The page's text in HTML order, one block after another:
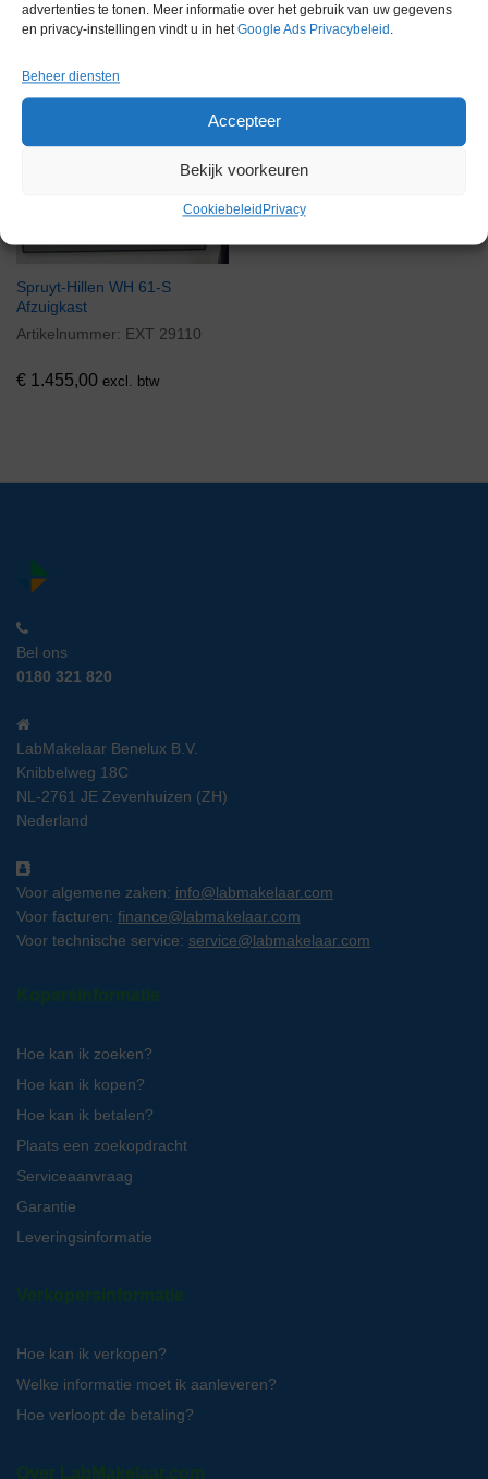
advertenties te tonen. Meer informatie over het gebruik van uw gegevens
en privacy-instellingen vindt u in hetGoogle Ads Privacybeleid .
Beheer diensten
Accepteer
Bekijk voorkeuren
Cookiebeleid Privacy
Via bemiddeling
Spruyt-Hillen WH 61-S
Afzuigkast
Artikelnummer: EXT 29110
€ 1.455,00 excl. btw
Bel ons
0180 321 820
LabMakelaar Benelux B.V.
Knibbelweg 18C
NL-2761 JE Zevenhuizen (ZH)
Nederland
Voor algemene zaken: info@labmakelaar.com
Voor facturen: finance@labmakelaar.com
Voor technische service: service@labmakelaar.com
Kopersinformatie
Hoe kan ik zoeken?
Hoe kan ik kopen?
Hoe kan ik betalen?
Plaats een zoekopdracht
Serviceaanvraag
Garantie
Leveringsinformatie
Verkopersinformatie
Hoe kan ik verkopen?
Welke informatie moet ik aanleveren?
Hoe verloopt de betaling?
Over LabMakelaar.com